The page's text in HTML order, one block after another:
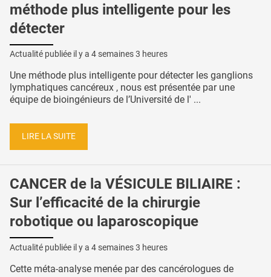
méthode plus intelligente pour les
détecter
Actualité publiée il y a 4 semaines 3 heures
Une méthode plus intelligente pour détecter les ganglions
lymphatiques cancéreux , nous est présentée par une
équipe de bioingénieurs de l’Université de l' ...
LIRE LA SUITE
CANCER de la VÉSICULE BILIAIRE :
Sur l’efficacité de la chirurgie
robotique ou laparoscopique
Actualité publiée il y a 4 semaines 3 heures
Cette méta-analyse menée par des cancérologues de